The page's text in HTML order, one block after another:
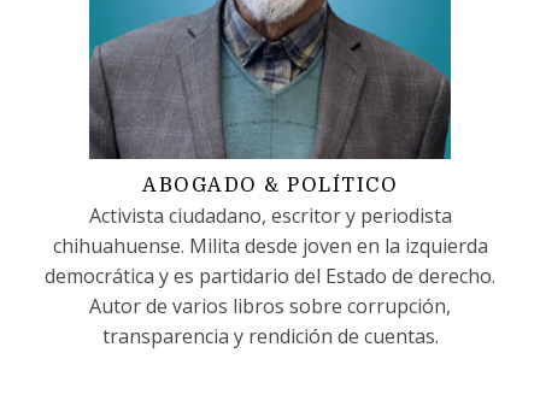
ABOGADO & POLÍTICO
Activista ciudadano, escritor y periodista
chihuahuense. Milita desde joven en la izquierda
democrática y es partidario del Estado de derecho.
Autor de varios libros sobre corrupción,
transparencia y rendición de cuentas.